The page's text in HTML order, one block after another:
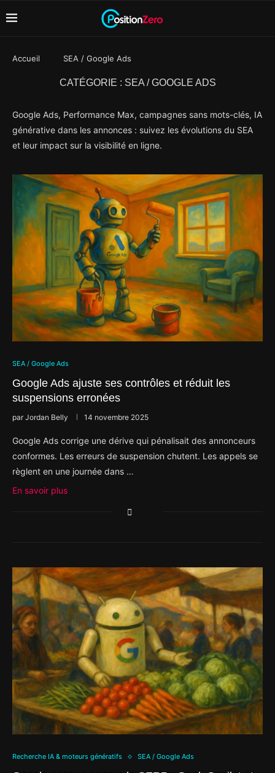
Accueil SEA / Google Ads
CATÉGORIE : SEA / GOOGLE ADS
Google Ads, Performance Max, campagnes sans mots-clés, IA
générative dans les annonces : suivez les évolutions du SEA
et leur impact sur la visibilité en ligne.
SEA / Google Ads
Google Ads ajuste ses contrôles et réduit les
suspensions erronées
parJordan Belly 14 novembre 2025
Google Ads corrige une dérive qui pénalisait des annonceurs
conformes. Les erreurs de suspension chutent. Les appels se
règlent en une journée dans …
En savoir plus
Recherche IA & moteurs génératifs SEA / Google Ads